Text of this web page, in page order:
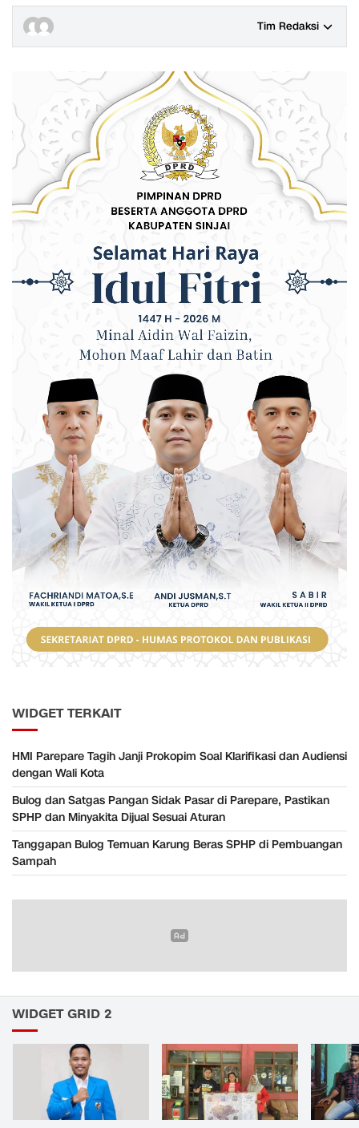
Tim Redaksi
WIDGET TERKAIT
HMI Parepare Tagih Janji Prokopim Soal Klarifikasi dan Audiensi
dengan Wali Kota
Bulog dan Satgas Pangan Sidak Pasar di Parepare, Pastikan
SPHP dan Minyakita Dijual Sesuai Aturan
Tanggapan Bulog Temuan Karung Beras SPHP di Pembuangan
Sampah
WIDGET GRID 2